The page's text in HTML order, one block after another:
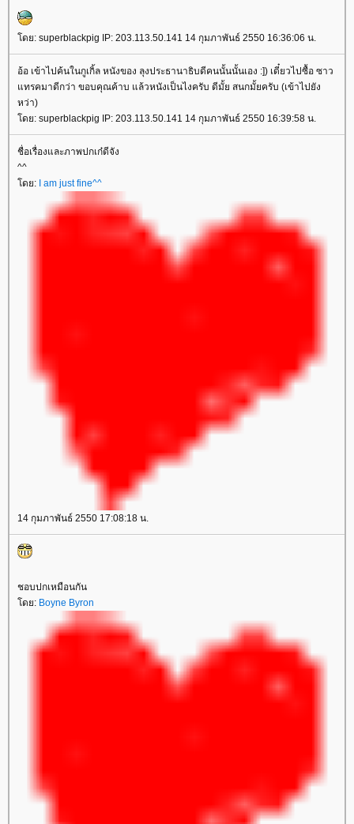
ดย: superblackpig IP: 203.113.50.141 14 กุมภาพันธ์ 2550 16:36:06 น.
อ้อ เข้าไปค้นในกูเกิ้ล หนังของ ลุงประธานาธิบดีคนนั้นนั้นเอง :]) เดี๋ยวไปซื้อ ซาว
ทรคมาดีกว่า ขอบคุณค้าบ แล้วหนังเป็นไงครับ ดีมั้ย สนกมั้ยครับ (เข้าไปยัง
หว่า)
ดย: superblackpig IP: 203.113.50.141 14 กุมภาพันธ์ 2550 16:39:58 น.
ชื่อเรื่องและภาพปกเก๋ดีจัง
^^
ดย:
I am just fine^^
14 กุมภาพันธ์ 2550 17:08:18 น.
ชอบปกเหมือนกัน
ดย: Boyne Byron